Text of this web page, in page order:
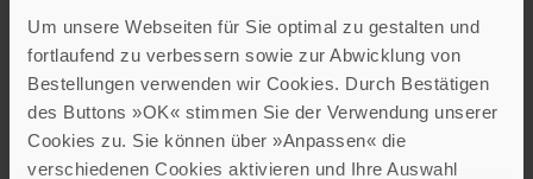
Um unsere Webseiten für Sie optimal zu gestalten und
fortlaufend zu verbessern sowie zur Abwicklung von
Bestellungen verwenden wir Cookies. Durch Bestätigen
des Buttons »OK« stimmen Sie der Verwendung unserer
Cookies zu. Sie können über »Anpassen« die
verschiedenen Cookies aktivieren und Ihre Auswahl
In der Sorge um die
Priester und das ganze
Gottesvolk